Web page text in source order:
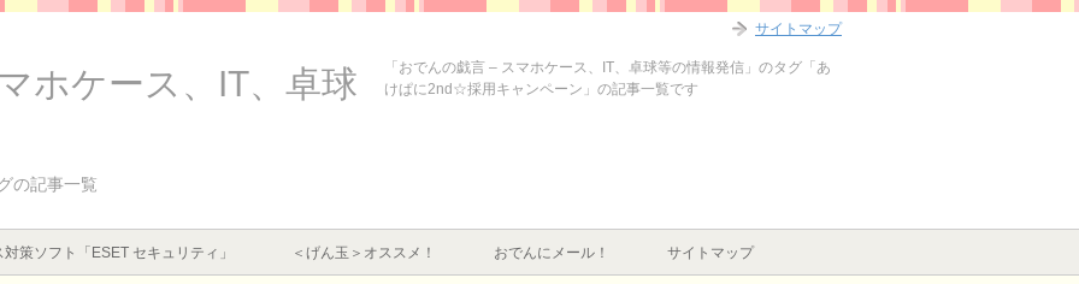
ホケース、IT、卓球
の記事一覧
「おでんの戯言 – スマホケース、IT、卓球等の情報発信」のタグ「あ
けぱに2nd☆採用キャンペーン」の記事一覧です
策ソフト「ESET セキュリティ」 ＜げん玉＞オススメ！ おでんにメール！ サイトマップ
サイトマップ